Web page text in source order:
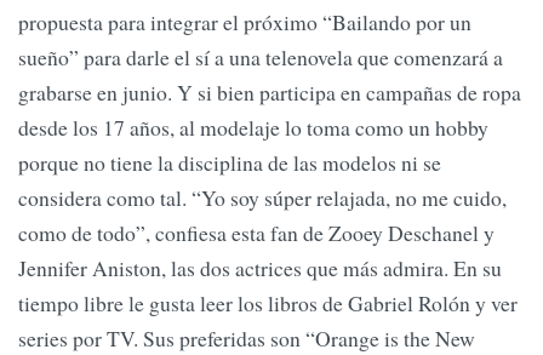
propuesta para integrar el próximo “Bailando por un
sueño” para darle el sí a una telenovela que comenzará a
grabarse en junio. Y si bien participa en campañas de ropa
desde los 17 años, al modelaje lo toma como un hobby
porque no tiene la disciplina de las modelos ni se
considera como tal. “Yo soy súper relajada, no me cuido,
como de todo”, confiesa esta fan de Zooey Deschanel y
Jennifer Aniston, las dos actrices que más admira. En su
tiempo libre le gusta leer los libros de Gabriel Rolón y ver
series por TV. Sus preferidas son “Orange is the New